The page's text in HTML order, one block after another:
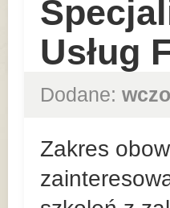
Usług
Dodane:
Zakres